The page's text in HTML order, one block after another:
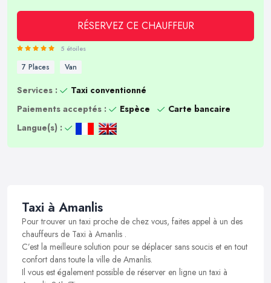
RÉSERVEZ CE CHAUFFEUR
5 étoiles
7 Places Van
Services :
Taxi conventionné
Paiements acceptés :
Espèce
Carte bancaire
Langue(s) :
Taxi à Amanlis
Pour trouver un taxi proche de chez vous, faites appel à un des
chauffeurs de Taxi à Amanlis .
C’est la meilleure solution pour se déplacer sans soucis et en tout
confort dans toute la ville de Amanlis.
Il vous est également possible de réserver en ligne un taxi à